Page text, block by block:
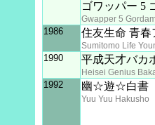
ゴワッパー 5
Gwapper 5
1986 住友生命 青春
Sumitomo Life
1990 平成天才バカ
Heisei Genius
1992 幽☆遊☆白書
Yuu Yuu Hakusho